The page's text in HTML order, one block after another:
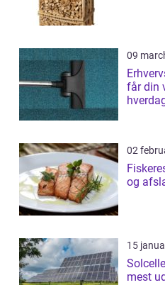
09
får din
02
og
15
Solceller
mest